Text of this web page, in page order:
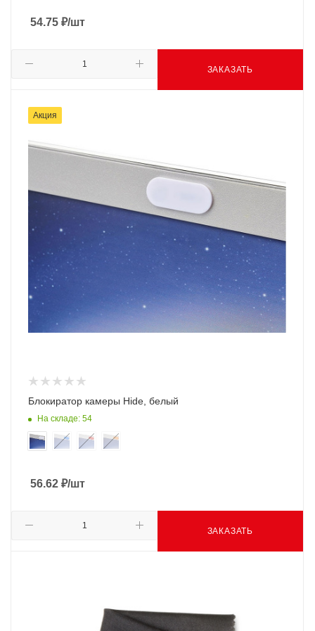
54.75 ₽/шт
ЗАКАЗАТЬ
Акция
Блокиратор камеры Hide, белый
На складе: 54
56.62 ₽/шт
ЗАКАЗАТЬ